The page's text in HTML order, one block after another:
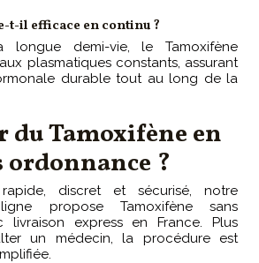
t-il efficace en continu ?
demi-vie, le Tamoxifène
plasmatiques constants, assurant
durable tout au long de la
du Tamoxifène en
ordonnance ?
discret et sécurisé, notre
propose Tamoxifène sans
livraison express en France. Plus
un médecin, la procédure est